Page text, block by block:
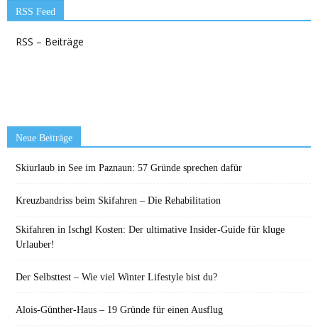
RSS Feed
RSS – Beiträge
Neue Beiträge
Skiurlaub in See im Paznaun: 57 Gründe sprechen dafür
Kreuzbandriss beim Skifahren – Die Rehabilitation
Skifahren in Ischgl Kosten: Der ultimative Insider-Guide für kluge
Urlauber!
Der Selbsttest – Wie viel Winter Lifestyle bist du?
Alois-Günther-Haus – 19 Gründe für einen Ausflug